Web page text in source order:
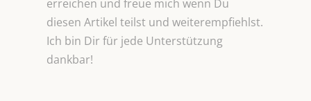
erreichen und freue mich wenn Du
diesen Artikel teilst und weiterempfiehlst.
Ich bin Dir für jede Unterstützung
dankbar!